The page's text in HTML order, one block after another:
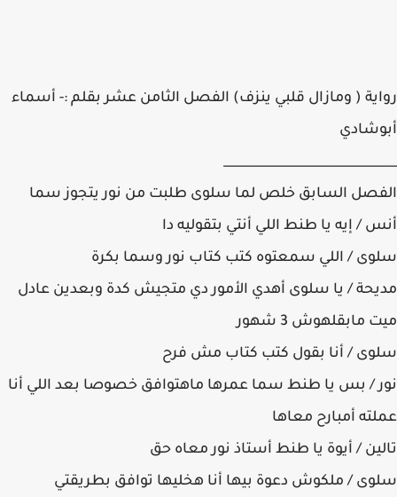
رواية ( ومازال قلبي ينزف) الفصل الثامن عشر بقلم :- أسماء
أبوشادي
____________________________
الفصل السابق خلص لما سلوى طلبت من نور يتجوز سما
أنس / إيه يا طنط اللي أنتي بتقوليه دا
سلوى / اللي سمعتوه كتب كتاب نور وسما بكرة
مديحة / يا سلوى أهدي الأمور دي متجيش كدة وبعدين عادل
ميت مابقلهوش 3 شهور
سلوى / أنا بقول كتب كتاب مش فرح
نور / بس يا طنط سما عمرها ماهتوافق خصوصا بعد اللي أنا
عملته أمبارح معاها
تالين / أيوة يا طنط أستاذ نور معاه حق
سلوى / ملكوش دعوة بيها أنا هخليها توافق بطريقتي